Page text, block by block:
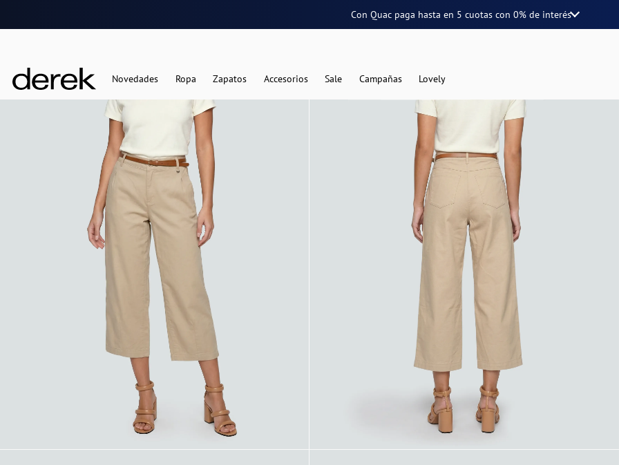
Con Quac paga hasta en 5 cuotascon 0% de interés
Novedades Ropa Zapatos Accesorios Sale Campañas Lovely